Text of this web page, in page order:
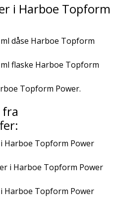
i Harboe Topform
dåse Harboe Topform
flaske Harboe Topform
Topform Power.
Harboe Topform Power
i Harboe Topform Power
Harboe Topform Power